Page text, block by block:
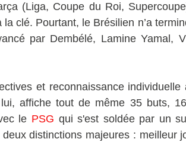
(Liga, Coupe du Roi,
clé. Pourtant, le Brésilien n’a
par Dembélé, Lamine Yamal,
et reconnaissance individuelle
affiche tout de même 35 buts,
le PSG qui s'est soldée par un
distinctions majeures : meilleur